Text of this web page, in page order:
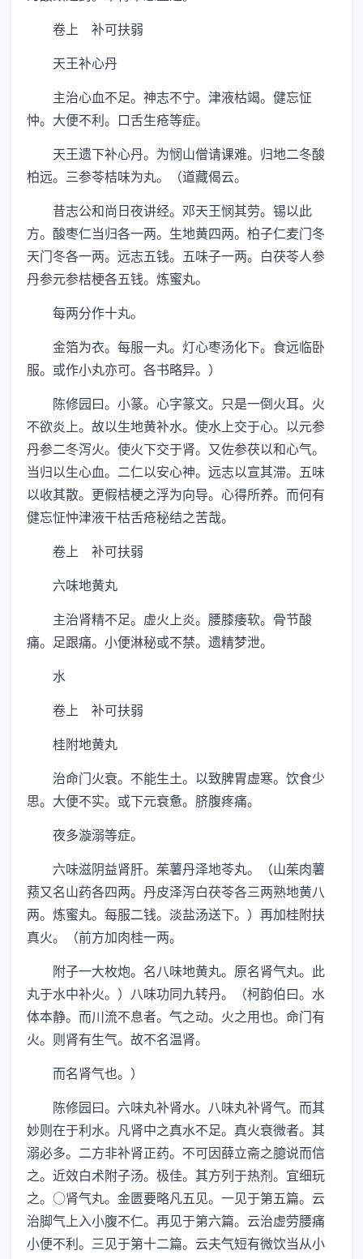
卷上 补可扶弱
天王补心丹
主治心血不足。神志不宁。津液枯竭。健忘怔
忡。大便不利。口舌生疮等症。
天王遗下补心丹。为悯山僧请课难。归地二冬酸
柏远。三参苓桔味为丸。（道藏偈云。
昔志公和尚日夜讲经。邓天王悯其劳。锡以此
方。酸枣仁当归各一两。生地黄四两。柏子仁麦门冬
天门冬各一两。远志五钱。五味子一两。白茯苓人参
丹参元参桔梗各五钱。炼蜜丸。
每两分作十丸。
金箔为衣。每服一丸。灯心枣汤化下。食远临卧
服。或作小丸亦可。各书略异。）
陈修园曰。小篆。心字篆文。只是一倒火耳。火
不欲炎上。故以生地黄补水。使水上交于心。以元参
丹参二冬泻火。使火下交于肾。又佐参茯以和心气。
当归以生心血。二仁以安心神。远志以宣其滞。五味
以收其散。更假桔梗之浮为向导。心得所养。而何有
健忘怔忡津液干枯舌疮秘结之苦哉。
卷上 补可扶弱
六味地黄丸
主治肾精不足。虚火上炎。腰膝痿软。骨节酸
痛。足跟痛。小便淋秘或不禁。遗精梦泄。
水
卷上 补可扶弱
桂附地黄丸
治命门火衰。不能生土。以致脾胃虚寒。饮食少
思。大便不实。或下元衰惫。脐腹疼痛。
夜多漩溺等症。
六味滋阴益肾肝。茱薯丹泽地苓丸。（山茱肉薯
蓣又名山药各四两。丹皮泽泻白茯苓各三两熟地黄八
两。炼蜜丸。每服二钱。淡盐汤送下。）再加桂附扶
真火。（前方加肉桂一两。
附子一大枚炮。名八味地黄丸。原名肾气丸。此
丸于水中补火。）八味功同九转丹。（柯韵伯曰。水
体本静。而川流不息者。气之动。火之用也。命门有
火。则肾有生气。故不名温肾。
而名肾气也。）
陈修园曰。六味丸补肾水。八味丸补肾气。而其
妙则在于利水。凡肾中之真水不足。真火衰微者。其
溺必多。二方非补肾正药。不可因薛立斋之臆说而信
之。近效白术附子汤。极佳。其方列于热剂。宜细玩
之。○肾气丸。金匮要略凡五见。一见于第五篇。云
治脚气上入小腹不仁。再见于第六篇。云治虚劳腰痛
小便不利。三见于第十二篇。云夫气短有微饮当从小